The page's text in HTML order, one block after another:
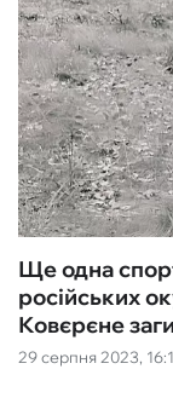
29 серпня 2023,
Ще одна
російських
Ковєрєне